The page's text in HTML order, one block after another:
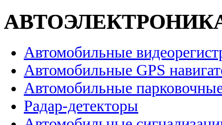
Автомобильные
Автомобильные GPS
Автомобильные
Радар-детекторы